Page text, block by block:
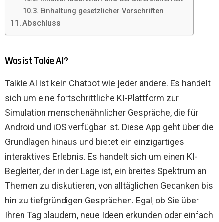
Einhaltung gesetzlicher Vorschriften
Abschluss
Was ist Talkie AI?
Talkie AI ist kein Chatbot wie jeder andere. Es handelt
sich um eine fortschrittliche KI-Plattform zur
Simulation menschenähnlicher Gespräche, die für
Android und iOS verfügbar ist. Diese App geht über die
Grundlagen hinaus und bietet ein einzigartiges
interaktives Erlebnis. Es handelt sich um einen KI-
Begleiter, der in der Lage ist, ein breites Spektrum an
Themen zu diskutieren, von alltäglichen Gedanken bis
hin zu tiefgründigen Gesprächen. Egal, ob Sie über
Ihren Tag plaudern, neue Ideen erkunden oder einfach